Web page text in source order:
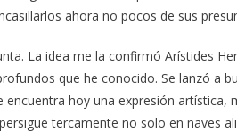
ahora no pocos de sus
La idea me la confirmó Arístides
que he conocido. Se lanzó a
hoy una expresión artística,
tercamente no solo en naves